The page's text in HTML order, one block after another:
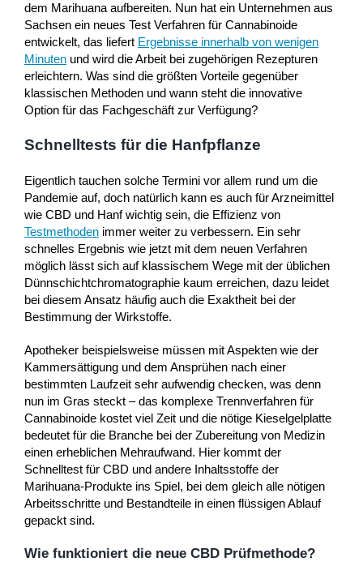
dem Marihuana aufbereiten. Nun hat ein Unternehmen aus
Sachsen ein neues Test Verfahren für Cannabinoide
entwickelt, das liefert Ergebnisse innerhalb von wenigen
Minuten und wird die Arbeit bei zugehörigen Rezepturen
erleichtern. Was sind die größten Vorteile gegenüber
klassischen Methoden und wann steht die innovative
Option für das Fachgeschäft zur Verfügung?
Schnelltests für die Hanfpflanze
Eigentlich tauchen solche Termini vor allem rund um die
Pandemie auf, doch natürlich kann es auch für Arzneimittel
wie CBD und Hanf wichtig sein, die Effizienz von
Testmethoden immer weiter zu verbessern. Ein sehr
schnelles Ergebnis wie jetzt mit dem neuen Verfahren
möglich lässt sich auf klassischem Wege mit der üblichen
Dünnschichtchromatographie kaum erreichen, dazu leidet
bei diesem Ansatz häufig auch die Exaktheit bei der
Bestimmung der Wirkstoffe.
Apotheker beispielsweise müssen mit Aspekten wie der
Kammersättigung und dem Ansprühen nach einer
bestimmten Laufzeit sehr aufwendig checken, was denn
nun im Gras steckt – das komplexe Trennverfahren für
Cannabinoide kostet viel Zeit und die nötige Kieselgelplatte
bedeutet für die Branche bei der Zubereitung von Medizin
einen erheblichen Mehraufwand. Hier kommt der
Schnelltest für CBD und andere Inhaltsstoffe der
Marihuana-Produkte ins Spiel, bei dem gleich alle nötigen
Arbeitsschritte und Bestandteile in einen flüssigen Ablauf
gepackt sind.
Wie funktioniert die neue CBD Prüfmethode?